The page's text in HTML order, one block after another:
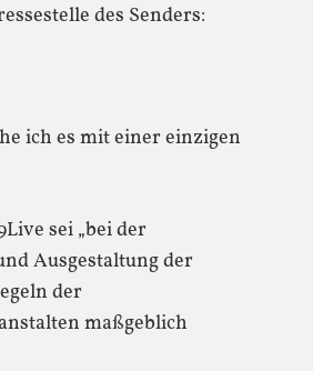
des Senders:
ich es mit einer einzigen
sei „bei der
Ausgestaltung der
der
maßgeblich